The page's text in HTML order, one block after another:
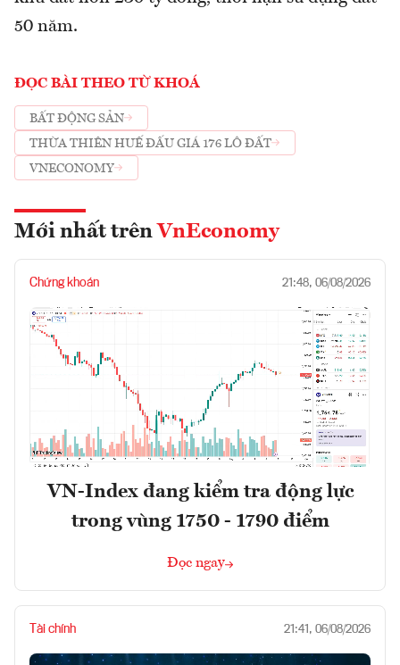
50 năm.
ĐỌC BÀI THEO TỪ KHOÁ
BẤT ĐỘNG SẢN
THỪA THIÊN HUẾ ĐẤU GIÁ 176 LÔ ĐẤT
VNECONOMY
Mới nhất trên VnEconomy
Chứng khoán 21:48, 06/08/2026
VN-Index đang kiểm tra động lực
trong vùng 1750 - 1790 điểm
Đọc ngay
Tài chính 21:41, 06/08/2026